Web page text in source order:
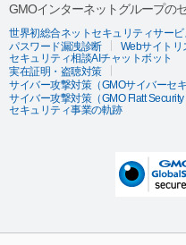
GMOインターネットグループの
世界初総合ネットセキュリティサービ
パスワード漏洩診断
Webサイトリ
セキュリティ相談AIチャットボット
実在証明・盗聴対策
サイバー攻撃対策（GMOサイバーセ
サイバー攻撃対策（GMO Flatt Security
セキュリティ事業の軌跡